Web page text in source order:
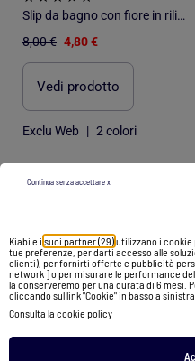
Kiabi e isuoi partner (29)utilizzano i cookie
tue preferenze, per darti accesso alle
clienti), per fornirti offerte e pubblicità
network ] o per misurare le performance
la conserveremo per una durata di 6 mesi.
cliccando sul link "Cookie" in basso a
Consulta la cookie policy
Continua senza accettare x
Slip da bagno con fiore in rilievo
8,00 € 4,80 €
Vedi prodotto
Exclu Web | 2 colori
Home/Bikini sgambato
Raccomandazioni
Felpa stampata Gambali
Bikini tanga
Jeans
Vestito verde girocollo